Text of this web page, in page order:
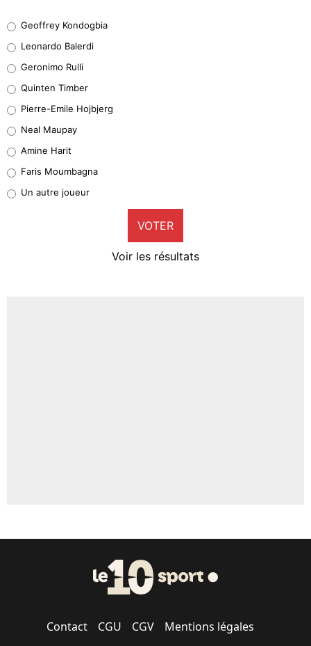
38%
32%
5%
1%
9%
Geoffrey Kondogbia
Leonardo Balerdi
Geronimo Rulli
Quinten Timber
Pierre-Emile Hojbjerg
Neal Maupay
Amine Harit
Faris Moumbagna
Un autre joueur
VOTER
Voir les résultats
Contact CGU CGV Mentions légales